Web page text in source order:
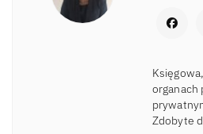
organach
Zdobyte